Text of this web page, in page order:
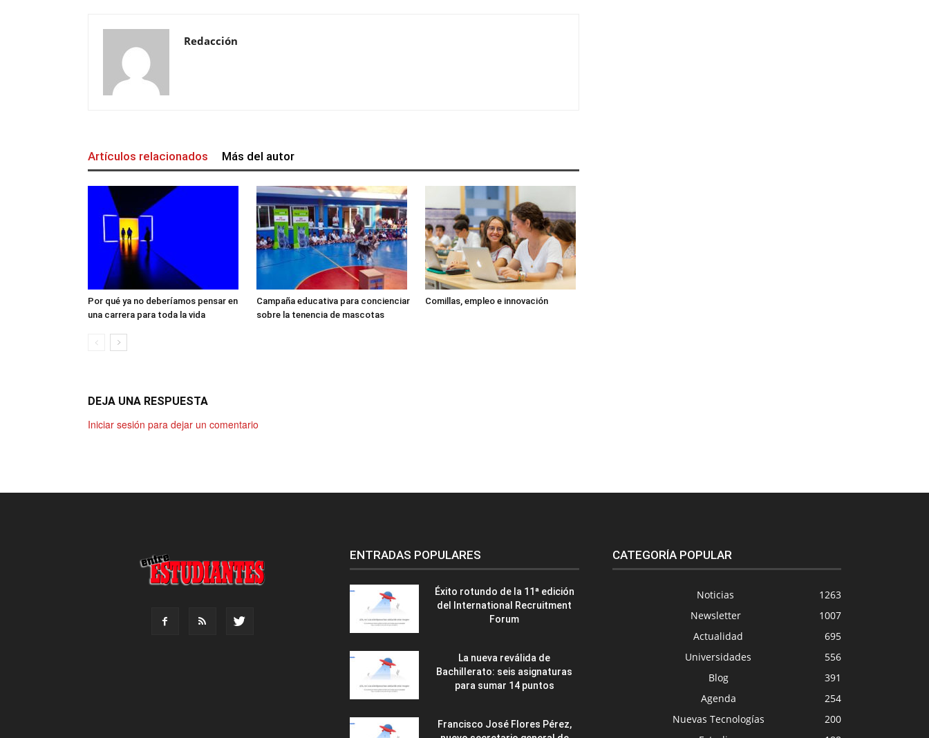
Redacción
Artículos relacionados Más del autor
Por qué ya no deberíamos pensar en
una carrera para toda la vida
Campaña educativa para concienciar
sobre la tenencia de mascotas
Comillas, empleo e innovación
DEJA UNA RESPUESTA
Iniciar sesión para dejar un comentario
ENTRADAS POPULARES
Éxito rotundo de la 11ª edición
del International Recruitment
Forum
La nueva reválida de
Bachillerato: seis asignaturas
para sumar 14 puntos
Francisco José Flores Pérez,
CATEGORÍA POPULAR
Noticias
1263
Newsletter
1007
Actualidad
695
Universidades
556
Blog
391
Agenda
254
Nuevas Tecnologías
200